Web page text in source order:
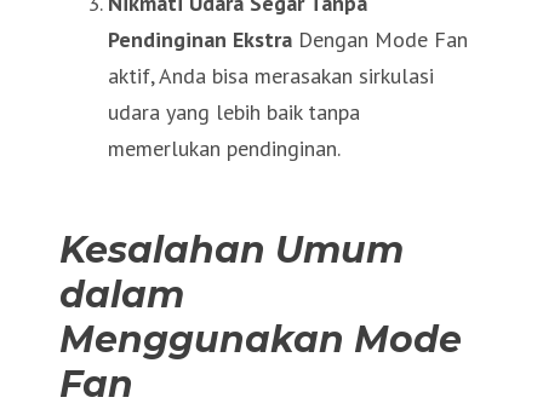
Pendinginan Ekstra Dengan Mode Fan
aktif, Anda bisa merasakan sirkulasi
udara yang lebih baik tanpa
memerlukan pendinginan.
Kesalahan Umum
dalam
Menggunakan Mode
Fan